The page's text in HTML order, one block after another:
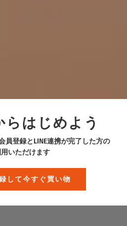
らはじめよう
員登録とLINE連携が完了した方の
いただけます
して今すぐ買い物